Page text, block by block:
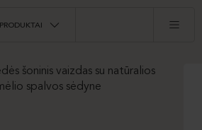
PRODUKTAI